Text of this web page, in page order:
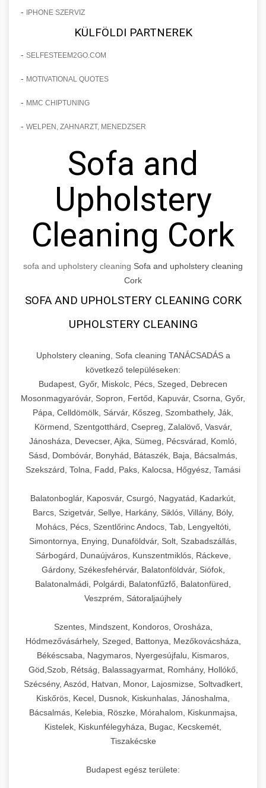
- IPHONE SZERVIZ
KÜLFÖLDI PARTNEREK
- SELFESTEEM2GO.COM
- MOTIVATIONAL QUOTES
- MMC CHIPTUNING
- WELPEN, ZAHNARZT, MENEDZSER
Sofa and
Upholstery
Cleaning Cork
sofa and upholstery cleaning Sofa and upholstery cleaning
Cork
SOFA AND UPHOLSTERY CLEANING CORK
UPHOLSTERY CLEANING
Upholstery cleaning, Sofa cleaning TANÁCSADÁS a
következő településeken:
Budapest, Győr, Miskolc, Pécs, Szeged, Debrecen
Mosonmagyaróvár, Sopron, Fertőd, Kapuvár, Csorna, Győr,
Pápa, Celldömölk, Sárvár, Kőszeg, Szombathely, Ják,
Körmend, Szentgotthárd, Csepreg, Zalalövő, Vasvár,
Jánosháza, Devecser, Ajka, Sümeg, Pécsvárad, Komló,
Sásd, Dombóvár, Bonyhád, Bátaszék, Baja, Bácsalmás,
Szekszárd, Tolna, Fadd, Paks, Kalocsa, Hőgyész, Tamási
Balatonboglár, Kaposvár, Csurgó, Nagyatád, Kadarkút,
Barcs, Szigetvár, Sellye, Harkány, Siklós, Villány, Bóly,
Mohács, Pécs, Szentlőrinc Andocs, Tab, Lengyeltóti,
Simontornya, Enying, Dunaföldvár, Solt, Szabadszállás,
Sárbogárd, Dunaújváros, Kunszentmiklós, Ráckeve,
Gárdony, Székesfehérvár, Balatonföldvár, Siófok,
Balatonalmádi, Polgárdi, Balatonfűzfő, Balatonfüred,
Veszprém, Sátoraljaújhely
Szentes, Mindszent, Kondoros, Orosháza,
Hódmezővásárhely, Szeged, Battonya, Mezőkovácsháza,
Békéscsaba, Nagymaros, Nyergesújfalu, Kismaros,
Göd,Szob, Rétság, Balassagyarmat, Romhány, Hollókő,
Szécsény, Aszód, Hatvan, Monor, Lajosmizse, Soltvadkert,
Kiskőrös, Kecel, Dusnok, Kiskunhalas, Jánoshalma,
Bácsalmás, Kelebia, Röszke, Mórahalom, Kiskunmajsa,
Kistelek, Kiskunfélegyháza, Bugac, Kecskemét,
Tiszakécske
Budapest egész területe: